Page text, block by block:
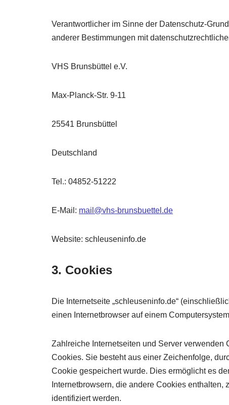
Verantwortlicher im Sinne der Datenschutz-
anderer Bestimmungen mit
VHS Brunsbüttel e.V.
Max-Planck-Str. 9-11
25541 Brunsbüttel
Deutschland
Tel.: 04852-51222
E-Mail: mail@vhs-brunsbuettel.de
Website: schleuseninfo.de
3. Cookies
Die Internetseite „schleuseninfo.de“
einen Internetbrowser auf einem
Zahlreiche Internetseiten und Server
Cookies. Sie besteht aus einer Zeichenfolge,
Cookie gespeichert wurde. Dies ermöglicht es
Internetbrowsern, die andere Cookies
identifiziert werden.